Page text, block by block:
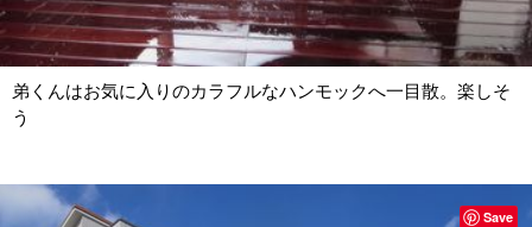
弟くんはお気に入りのカラフルなハンモックへ一目散。楽しそ
う
Save